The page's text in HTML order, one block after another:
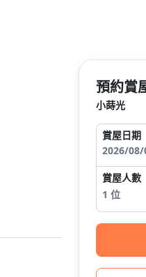
預約賞
小蒔光
賞屋日期
2026/08/
賞屋人數